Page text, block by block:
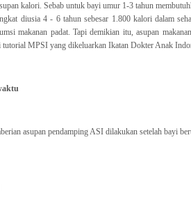
kalori. Sebab untuk bayi umur 1-3 tahun
diusia 4 - 6 tahun sebesar 1.800 kalori dalam
makanan padat. Tapi demikian itu, asupan
tutorial MPSI yang dikeluarkan Ikatan Dokter Anak
asupan pendamping ASI dilakukan setelah bayi